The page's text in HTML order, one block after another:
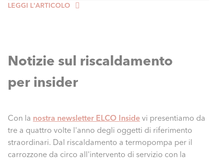
LEGGI L'ARTICOLO
Notizie sul riscaldamento
per insider
Con la nostra newsletter ELCO Inside vi presentiamo da
tre a quattro volte l'anno degli oggetti di riferimento
straordinari. Dal riscaldamento a termopompa per il
carrozzone da circo all'intervento di servizio con la